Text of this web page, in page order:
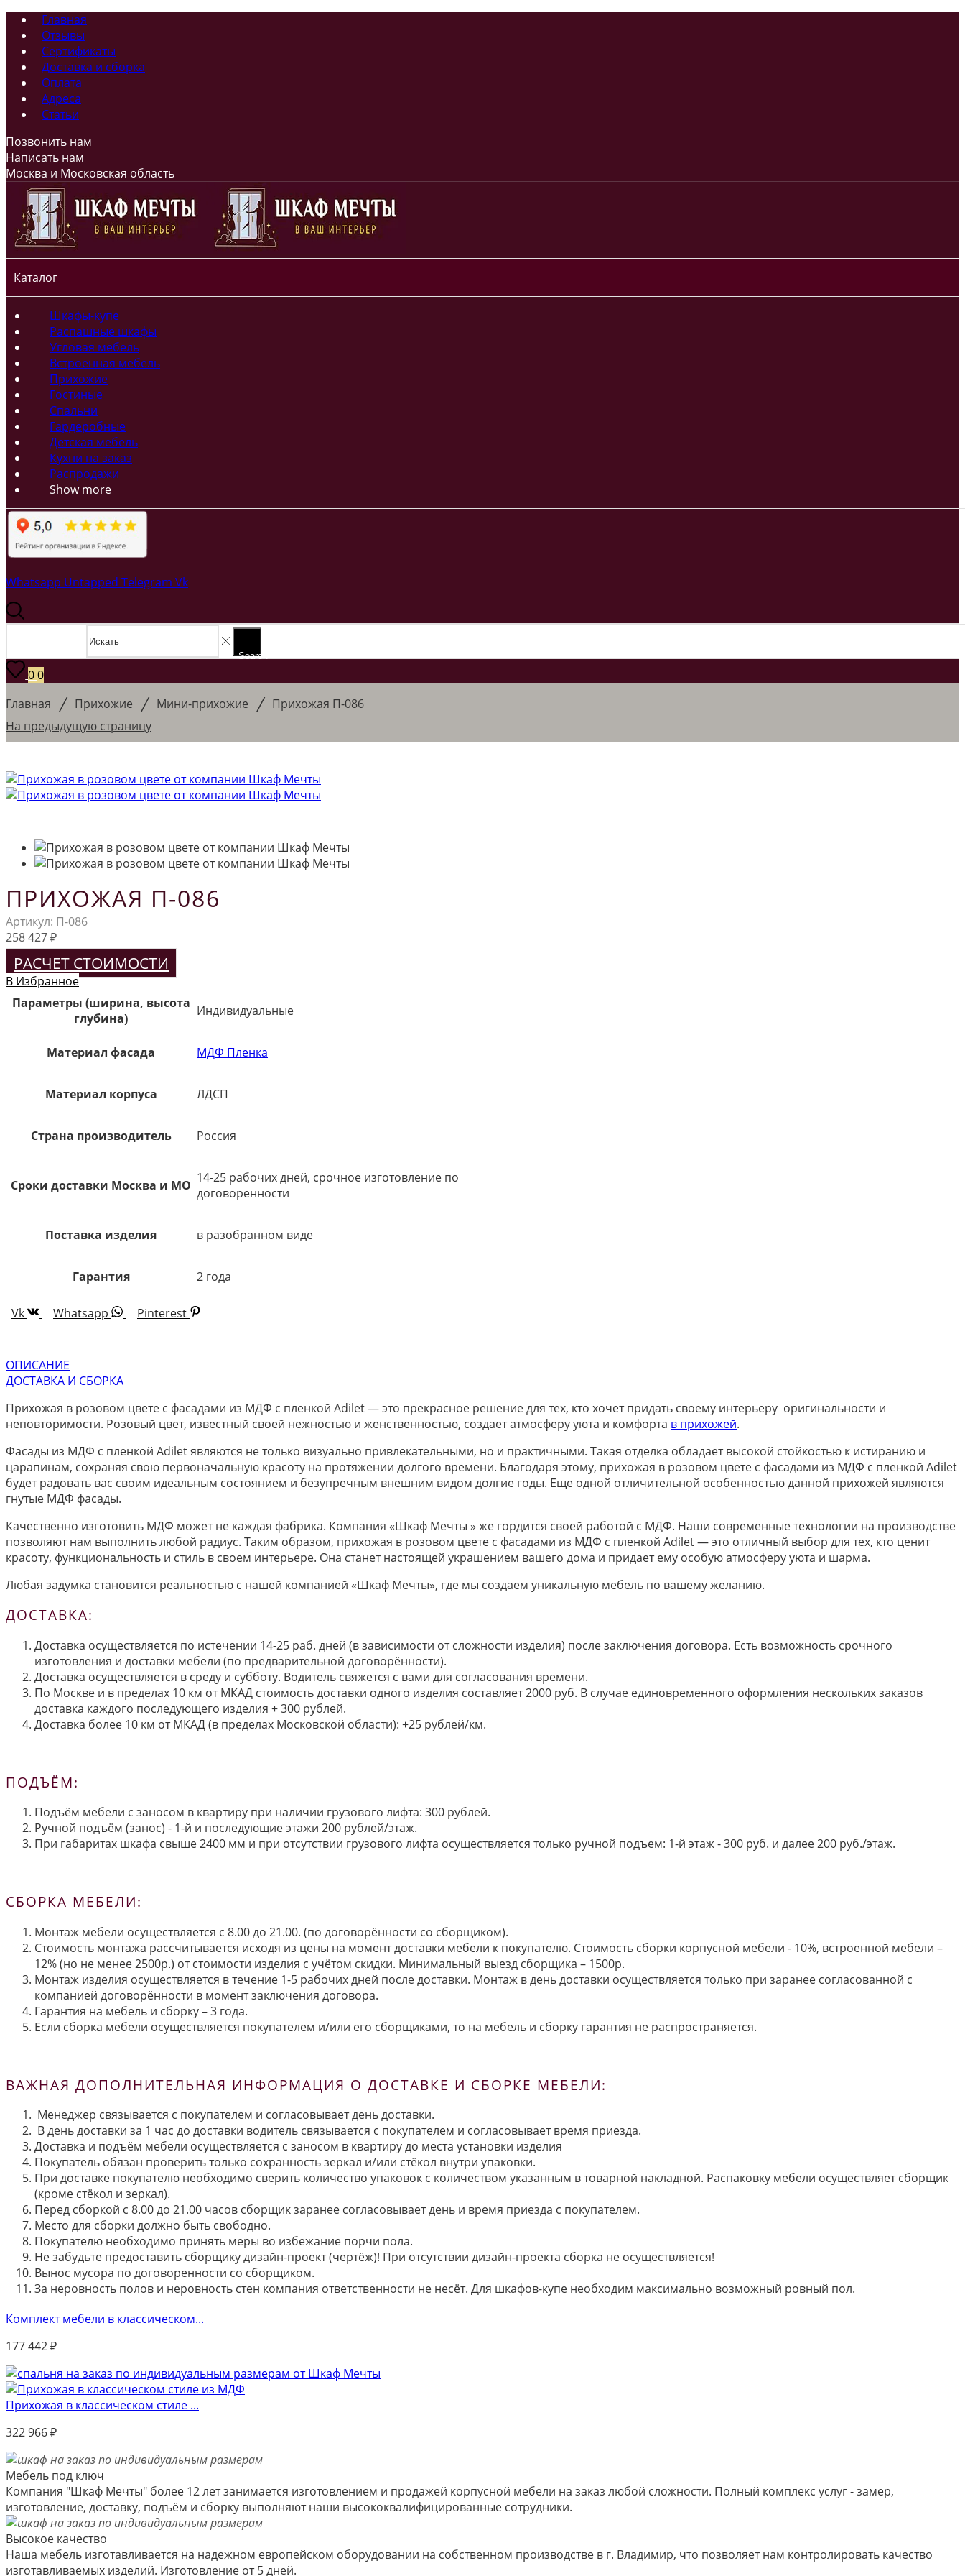
Главная
Отзывы
Сертификаты
Доставка и сборка
Оплата
Адреса
Статьи
Позвонить нам
Написать нам
Москва и Московская область
Каталог
Шкафы-купе
Распашные шкафы
Угловая мебель
Встроенная мебель
Прихожие
Гостиные
Спальни
Гардеробные
Детская мебель
Кухни на заказ
Распродажи
Show more
Whatsapp Untapped Telegram Vk
Search
00
Главная / Прихожие / Мини-прихожие / Прихожая П-086
На предыдущую страницу
ПРИХОЖАЯ П-086
Артикул: П-086
258 427₽
РАСЧЕТ СТОИМОСТИ
В Избранное
Параметры (ширина, высота
глубина)
Индивидуальные
Материал фасада МДФ Пленка
Материал корпуса ЛДСП
Страна производитель Россия
Сроки доставки Москва и МО 14-25 рабочих дней, срочное изготовление по
договоренности
Поставка изделия в разобранном виде
Гарантия 2 года
Vk Whatsapp Pinterest
ОПИСАНИЕ
ДОСТАВКА И СБОРКА
Прихожая в розовом цвете с фасадами из МДФ с пленкой Adilet — это прекрасное решение для тех, кто хочет придать своему интерьеру оригинальности и
неповторимости. Розовый цвет, известный своей нежностью и женственностью, создает атмосферу уюта и комфорта в прихожей.
Фасады из МДФ с пленкой Adilet являются не только визуально привлекательными, но и практичными. Такая отделка обладает высокой стойкостью к истиранию и
царапинам, сохраняя свою первоначальную красоту на протяжении долгого времени. Благодаря этому, прихожая в розовом цвете с фасадами из МДФ с пленкой Adilet
будет радовать вас своим идеальным состоянием и безупречным внешним видом долгие годы. Еще одной отличительной особенностью данной прихожей являются
гнутые МДФ фасады.
Качественно изготовить МДФ может не каждая фабрика. Компания «Шкаф Мечты » же гордится своей работой с МДФ. Наши современные технологии на производстве
позволяют нам выполнить любой радиус. Таким образом, прихожая в розовом цвете с фасадами из МДФ с пленкой Adilet — это отличный выбор для тех, кто ценит
красоту, функциональность и стиль в своем интерьере. Она станет настоящей украшением вашего дома и придает ему особую атмосферу уюта и шарма.
Любая задумка становится реальностью с нашей компанией «Шкаф Мечты», где мы создаем уникальную мебель по вашему желанию.
ДОСТАВКА:
Доставка осуществляется по истечении 14-25 раб. дней (в зависимости от сложности изделия) после заключения договора. Есть возможность срочного
изготовления и доставки мебели (по предварительной договорённости).
Доставка осуществляется в среду и субботу. Водитель свяжется с вами для согласования времени.
По Москве и в пределах 10 км от МКАД стоимость доставки одного изделия составляет 2000 руб. В случае единовременного оформления нескольких заказов
доставка каждого последующего изделия + 300 рублей.
Доставка более 10 км от МКАД (в пределах Московской области): +25 рублей/км.
ПОДЪЁМ:
Подъём мебели с заносом в квартиру при наличии грузового лифта: 300 рублей.
Ручной подъём (занос) - 1-й и последующие этажи 200 рублей/этаж.
При габаритах шкафа свыше 2400 мм и при отсутствии грузового лифта осуществляется только ручной подъем: 1-й этаж - 300 руб. и далее 200 руб./этаж.
СБОРКА МЕБЕЛИ:
Монтаж мебели осуществляется с 8.00 до 21.00. (по договорённости со сборщиком).
Стоимость монтажа рассчитывается исходя из цены на момент доставки мебели к покупателю. Стоимость сборки корпусной мебели - 10%, встроенной мебели –
12% (но не менее 2500р.) от стоимости изделия с учётом скидки. Минимальный выезд сборщика – 1500р.
Монтаж изделия осуществляется в течение 1-5 рабочих дней после доставки. Монтаж в день доставки осуществляется только при заранее согласованной с
компанией договорённости в момент заключения договора.
Гарантия на мебель и сборку – 3 года.
Если сборка мебели осуществляется покупателем и/или его сборщиками, то на мебель и сборку гарантия не распространяется.
ВАЖНАЯ ДОПОЛНИТЕЛЬНАЯ ИНФОРМАЦИЯ О ДОСТАВКЕ И СБОРКЕ МЕБЕЛИ:
Менеджер связывается с покупателем и согласовывает день доставки.
В день доставки за 1 час до доставки водитель связывается с покупателем и согласовывает время приезда.
Доставка и подъём мебели осуществляется с заносом в квартиру до места установки изделия
Покупатель обязан проверить только сохранность зеркал и/или стёкол внутри упаковки.
При доставке покупателю необходимо сверить количество упаковок с количеством указанным в товарной накладной. Распаковку мебели осуществляет сборщик
(кроме стёкол и зеркал).
Перед сборкой с 8.00 до 21.00 часов сборщик заранее согласовывает день и время приезда с покупателем.
Место для сборки должно быть свободно.
Покупателю необходимо принять меры во избежание порчи пола.
Не забудьте предоставить сборщику дизайн-проект (чертёж)! При отсутствии дизайн-проекта сборка не осуществляется!
Вынос мусора по договоренности со сборщиком.
За неровность полов и неровность стен компания ответственности не несёт. Для шкафов-купе необходим максимально возможный ровный пол.
Комплект мебели в классическом...
177 442₽
Прихожая в классическом стиле ...
322 966₽
Мебель под ключ
Компания "Шкаф Мечты" более 12 лет занимается изготовлением и продажей корпусной мебели на заказ любой сложности. Полный комплекс услуг - замер,
изготовление, доставку, подъём и сборку выполняют наши высококвалифицированные сотрудники.
Высокое качество
Наша мебель изготавливается на надежном европейском оборудовании на собственном производстве в г. Владимир, что позволяет нам контролировать качество
изготавливаемых изделий. Изготовление от 5 дней.